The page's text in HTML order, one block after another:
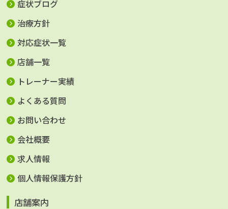
症状ブログ
治療方針
対応症状一覧
店舗一覧
トレーナー実績
よくある質問
お問い合わせ
会社概要
求人情報
個人情報保護方針
店舗案内